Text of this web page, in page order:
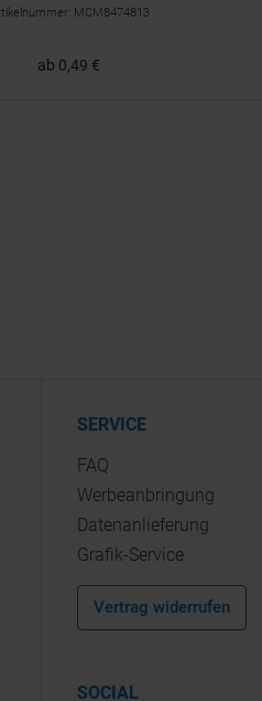
MCM8474813
ab 0,49 €
SERVICE
FAQ
Werbeanbringung
Datenanlieferung
Grafik-Service
Vertrag widerrufen
SOCIAL